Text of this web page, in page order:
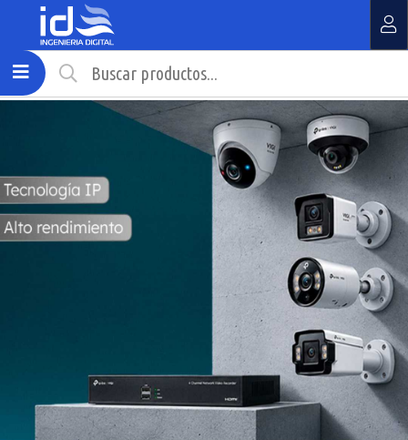
¿Tienes cupón de descuento?
Aplicar